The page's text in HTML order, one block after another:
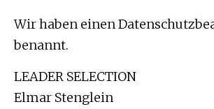
Wir haben einen
benannt.
LEADER SELECTION
Elmar Stenglein